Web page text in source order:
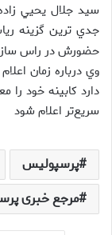
سيد جلال يحيي
جدي ترين گزينه
حضورش در راس
وي درباره زمان
دارد كابينه خود
سريع‌تر اعلام شود
پرسپولیس
مرجع خبری